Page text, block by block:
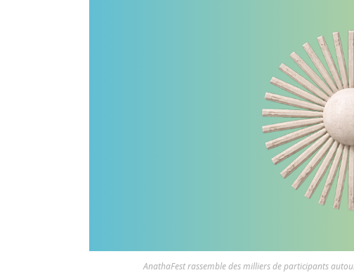
AnathaFest rassemble des milliers de participants